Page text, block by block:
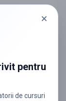
pentru
de cursuri